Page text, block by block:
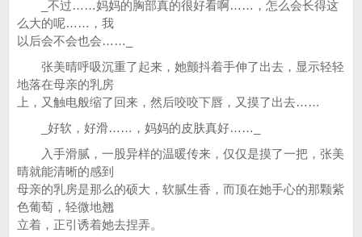
_不过……妈妈的胸部真的很好看啊……，怎么会长得这
么大的呢……，我
以后会不会也会……_
张美晴呼吸沉重了起来，她颤抖着手伸了出去，显示轻轻
地落在母亲的乳房
上，又触电般缩了回来，然后咬咬下唇，又摸了出去……
_好软，好滑……，妈妈的皮肤真好……_
入手滑腻，一股异样的温暖传来，仅仅是摸了一把，张美
晴就能清晰的感到
母亲的乳房是那么的硕大，软腻生香，而顶在她手心的那颗紫
色葡萄，轻微地翘
立着，正引诱着她去捏弄。